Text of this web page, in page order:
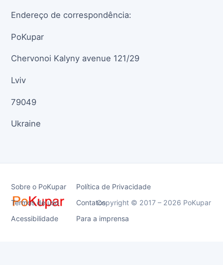
Endereço de correspondência:
PoKupar
Chervonoi Kalyny avenue 121/29
Lviv
79049
Ukraine
Sobre o PoKupar
Política de Privacidade
Termos de uso
Contatos
Acessibilidade
Para a imprensa
Copyright © 2017 – 2026 PoKupar